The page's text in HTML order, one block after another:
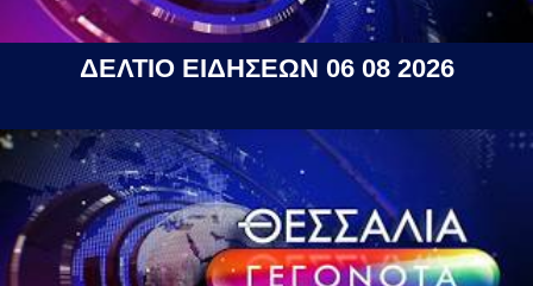
ΔΕΛΤΙΟ ΕΙΔΗΣΕΩΝ 06 08 2026